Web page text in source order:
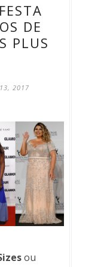
DE
PLUS
13, 2017
ou